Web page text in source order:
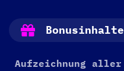
Aufzeichnung